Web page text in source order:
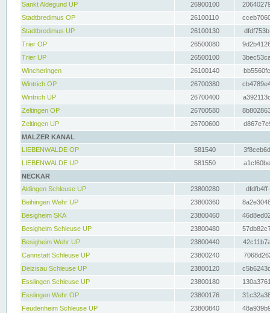
Sankt Aldegund UP
26900100
Stadtbredimus OP
26100110
Stadtbredimus UP
26100130
Trier OP
26500080
Trier UP
26500100
Wincheringen
26100140
Wintrich OP
26700380
Wintrich UP
26700400
Zeltingen OP
26700580
Zeltingen UP
26700600
MALZER KANAL
LIEBENWALDE OP
581540
LIEBENWALDE UP
581550
NECKAR
Aldingen Schleuse UP
23800280
Beihingen Wehr UP
23800360
Besigheim SKA
23800460
Besigheim Schleuse UP
23800480
Besigheim Wehr UP
23800440
Cannstatt Schleuse UP
23800240
Deizisau Schleuse UP
23800120
Esslingen Schleuse UP
23800180
Esslingen Wehr OP
23800176
Feudenheim Schleuse UP
23800840